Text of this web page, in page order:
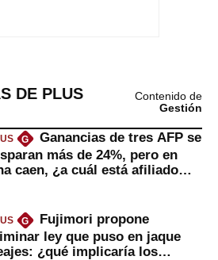
DE PLUS
Contenido de
Gestión
G
Ganancias de tres AFP se
más de 24%, pero en
caen, ¿a cuál está afiliado
G
Fujimori propone
ley que puso en jaque
¿qué implicaría los